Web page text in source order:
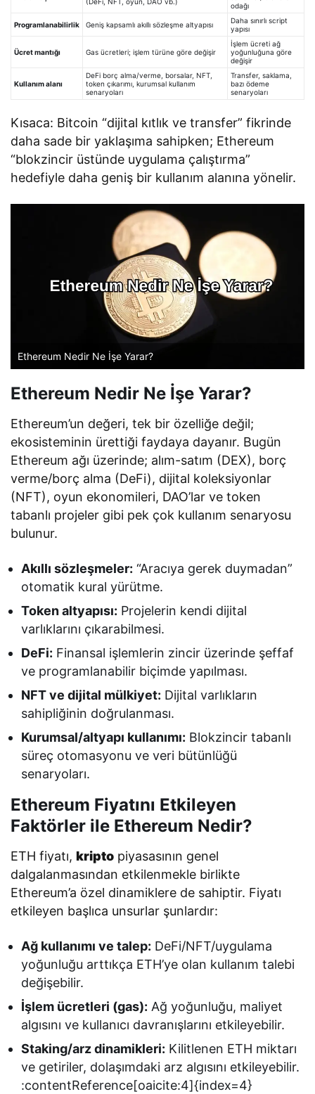
odağı
Programlanabilirlik Geniş kapsamlı akıllı sözleşme altyapısı
Daha sınırlı script
yapısı
Ücret mantığı Gas ücretleri; işlem türüne göre değişir
İşlem ücreti ağ
yoğunluğuna göre
değişir
Kullanım alanı
DeFi borç alma/verme, borsalar, NFT,
token çıkarımı, kurumsal kullanım
senaryoları
Transfer, saklama,
bazı ödeme
senaryoları
Kısaca: Bitcoin “dijital kıtlık ve transfer” fikrinde
daha sade bir yaklaşıma sahipken; Ethereum
“blokzincir üstünde uygulama çalıştırma”
hedefiyle daha geniş bir kullanım alanına yönelir.
Ethereum Nedir Ne İşe Yarar?
Ethereum Nedir Ne İşe Yarar?
Ethereum’un değeri, tek bir özelliğe değil;
ekosisteminin ürettiği faydaya dayanır. Bugün
Ethereum ağı üzerinde; alım-satım (DEX), borç
verme/borç alma (DeFi), dijital koleksiyonlar
(NFT), oyun ekonomileri, DAO’lar ve token
tabanlı projeler gibi pek çok kullanım senaryosu
bulunur.
Akıllı sözleşmeler: “Aracıya gerek duymadan”
otomatik kural yürütme.
Token altyapısı: Projelerin kendi dijital
varlıklarını çıkarabilmesi.
DeFi: Finansal işlemlerin zincir üzerinde şeffaf
ve programlanabilir biçimde yapılması.
NFT ve dijital mülkiyet: Dijital varlıkların
sahipliğinin doğrulanması.
Kurumsal/altyapı kullanımı: Blokzincir tabanlı
süreç otomasyonu ve veri bütünlüğü
senaryoları.
Ethereum Fiyatını Etkileyen
Faktörler ile Ethereum Nedir?
ETH fiyatı,kripto piyasasının genel
dalgalanmasından etkilenmekle birlikte
Ethereum’a özel dinamiklere de sahiptir. Fiyatı
etkileyen başlıca unsurlar şunlardır:
Ağ kullanımı ve talep: DeFi/NFT/uygulama
yoğunluğu arttıkça ETH’ye olan kullanım talebi
değişebilir.
İşlem ücretleri (gas): Ağ yoğunluğu, maliyet
algısını ve kullanıcı davranışlarını etkileyebilir.
Staking/arz dinamikleri: Kilitlenen ETH miktarı
ve getiriler, dolaşımdaki arz algısını etkileyebilir.
:contentReference[oaicite:4]{index=4}